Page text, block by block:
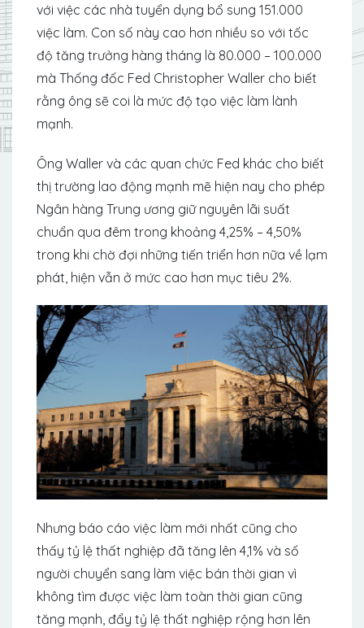
với việc các nhà tuyển dụng bổ sung 151.000
việc làm. Con số này cao hơn nhiều so với tốc
độ tăng trưởng hàng tháng là 80.000 – 100.000
mà Thống đốc Fed Christopher Waller cho biết
rằng ông sẽ coi là mức độ tạo việc làm lành
mạnh.
Ông Waller và các quan chức Fed khác cho biết
thị trường lao động mạnh mẽ hiện nay cho phép
Ngân hàng Trung ương giữ nguyên lãi suất
chuẩn qua đêm trong khoảng 4,25% – 4,50%
trong khi chờ đợi những tiến triển hơn nữa về lạm
phát, hiện vẫn ở mức cao hơn mục tiêu 2%.
Nhưng báo cáo việc làm mới nhất cũng cho
thấy tỷ lệ thất nghiệp đã tăng lên 4,1% và số
người chuyển sang làm việc bán thời gian vì
không tìm được việc làm toàn thời gian cũng
tăng mạnh, đẩy tỷ lệ thất nghiệp rộng hơn lên